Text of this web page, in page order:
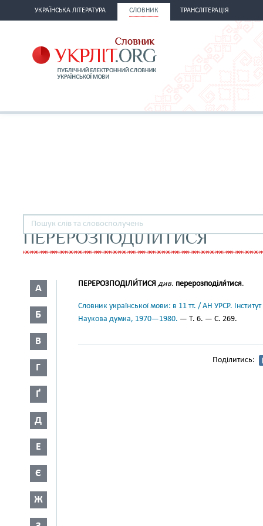
УКРАЇНСЬКА ЛІТЕРАТУРА СЛОВНИК ТРАНСЛІТЕРАЦІЯ
ПЕРЕРОЗПОДІЛИТИСЯ
А
Б
В
Г
Ґ
Д
Е
Є
Ж
ПЕРЕРОЗПОДІЛИ́ТИСЯ див. перерозподіля́тися.
Словник української мови: в 11 тт. / АН УРСР.
Наукова думка, 1970—1980. — Т. 6. — С. 269.
Поділитись: